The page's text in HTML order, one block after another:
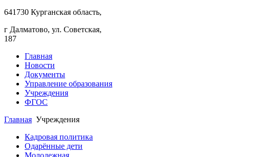
641730 Курганская область,
г Далматово, ул. Советская,
187
Главная
Новости
Документы
Управление образования
Учреждения
ФГОС
Главная Учреждения
Кадровая политика
Одарённые дети
Молодежная